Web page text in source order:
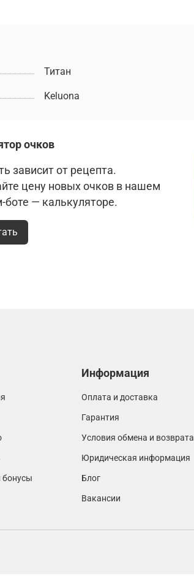
Титан
Keluona
очков
зависит от рецепта.
цену новых очков в нашем
боте — калькуляторе.
бонусы
Информация
Оплата и доставка
Гарантия
Условия обмена и возврата
Юридическая информация
Блог
Вакансии